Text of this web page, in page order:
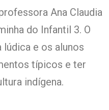
Ana Claudia
do Infantil 3. O
e os alunos
típicos e ter
indígena.